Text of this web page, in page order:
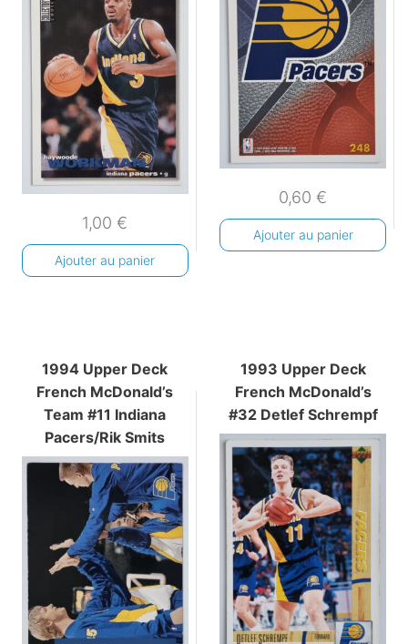
1,00€
Ajouter au panier
0,60€
Ajouter au panier
1994 Upper Deck
French McDonald’s
Team #11 Indiana
Pacers/Rik Smits
1993 Upper Deck
French McDonald’s
#32 Detlef Schrempf